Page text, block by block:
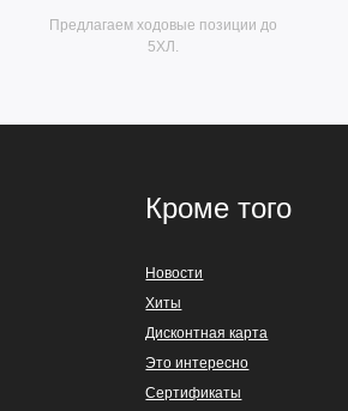
Предлагаем ходовые позиции до
5ХЛ.
Кроме того
Новости
Хиты
Дисконтная карта
Это интересно
Сертификаты